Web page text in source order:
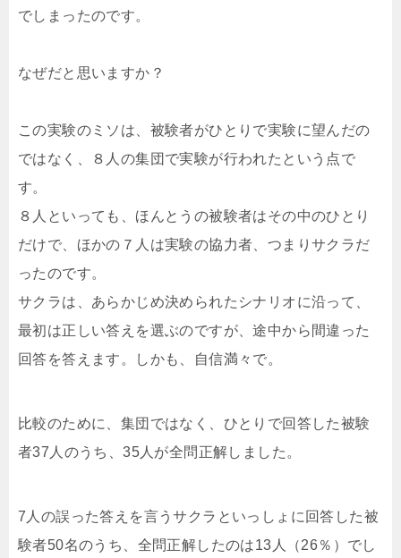
でしまったのです。
なぜだと思いますか？
この実験のミソは、被験者がひとりで実験に望んだの
ではなく、８人の集団で実験が行われたという点で
す。
８人といっても、ほんとうの被験者はその中のひとり
だけで、ほかの７人は実験の協力者、つまりサクラだ
ったのです。
サクラは、あらかじめ決められたシナリオに沿って、
最初は正しい答えを選ぶのですが、途中から間違った
回答を答えます。しかも、自信満々で。
比較のために、集団ではなく、ひとりで回答した被験
者37人のうち、35人が全問正解しました。
7人の誤った答えを言うサクラといっしょに回答した被
験者50名のうち、全問正解したのは13人（26％）でし